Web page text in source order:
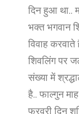
दिन हुआ था..
भक्त भगवान
विवाह
शिवलिंग पर
संख्या में
है.. फाल्गुन
फरवरी दिन